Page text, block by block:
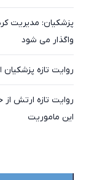
پزشکیان: مدیریت
واگذار می شود
روایت تازه
روایت تازه ارتش
این ماموریت